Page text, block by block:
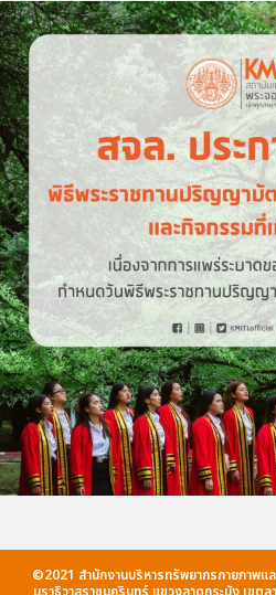
©2021 สำนักงานบริหารทรัพยากรกายภาพแ